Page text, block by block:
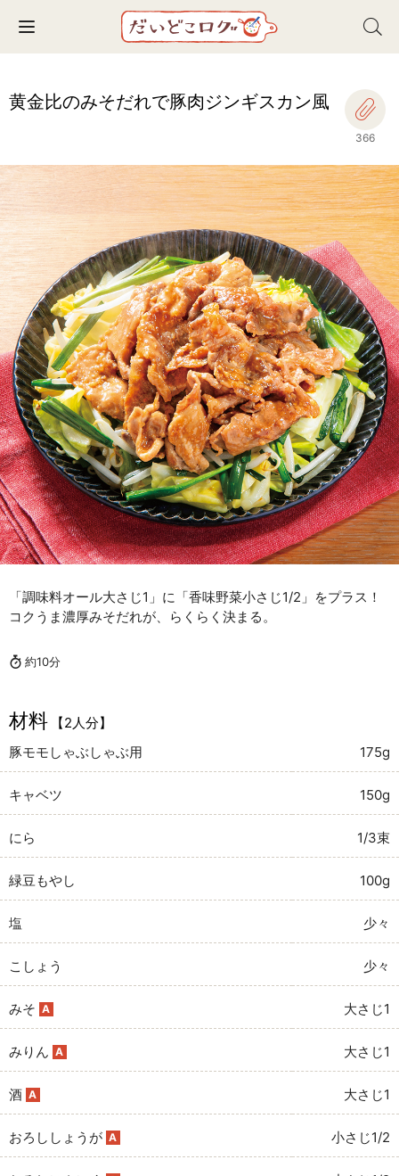
Toggle navigation
黄金比のみそだれで豚肉ジンギスカン風
366
「調味料オール大さじ1」に「香味野菜小さじ1/2」をプラス！
コクうま濃厚みそだれが、らくらく決まる。
約10分
材料
【2人分】
豚モモしゃぶしゃぶ用
175g
キャベツ 150g
にら 1/3束
緑豆もやし 100g
塩 少々
こしょう 少々
みそ A 大さじ1
みりん A 大さじ1
酒 A 大さじ1
おろししょうが A 小さじ1/2